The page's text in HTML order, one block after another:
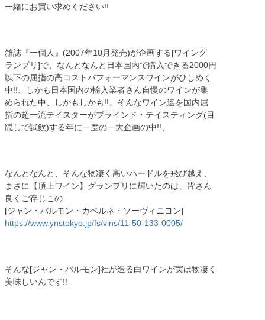
一緒にお買い求めください!!
雑誌『一個人』(2007年10月発売)が企画する[ワイング
ランプリ]で、なんとなんと日本国内で購入できる2000円
以下の屈指の高コストパフォーマンスワインがひしめく
中!!、しかも日本国内の輸入業者さん自慢のワインが集
められた中、しかもしかも!!、そんなワイン達を国内屈
指の超一流テイスターがブラインド・テイスティング(目
隠しで試飲)する年に一度の一大企画の中!!、
なんとなんと、そんな物凄く高いハードルを飛び越え、
まさに【頂上ワイン】グランプリに輝いたのは、皆さん
良くご存じこの
[ジャン・バルモン・カベルネ・ソーヴィニヨン]
https://www.ynstokyo.jp/fs/vins/11-50-133-0005/
そんな[ジャン・バルモン]社が造る白ワインが実は物凄く
美味しいんです!!